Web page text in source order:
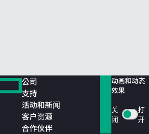
公司
支持
活动和新闻
客户资源
合作伙伴
动画和动态
效果
关
闭
打
开